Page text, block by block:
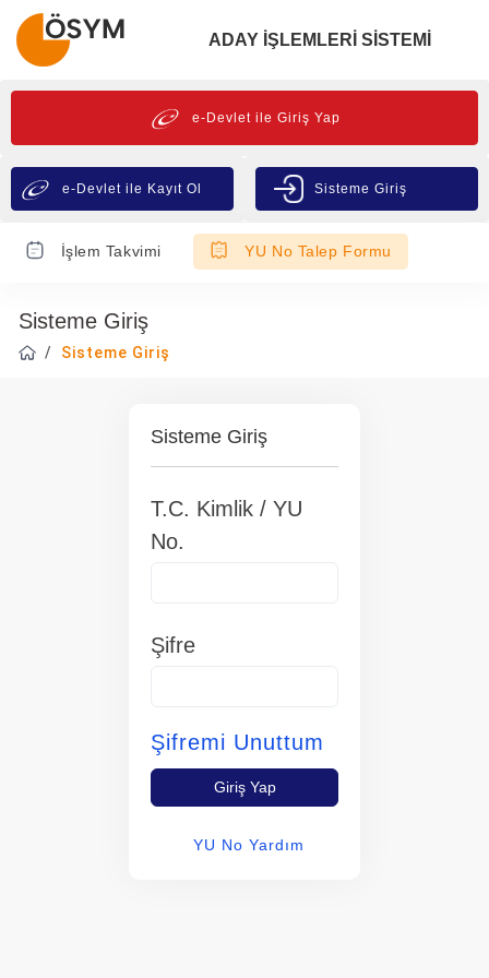
ADAY İŞLEMLERİ SİSTEMİ
e-Devlet ile Giriş Yap
e-Devlet ile Kayıt Ol Sisteme Giriş
İşlem Takvimi YU No Talep Formu
Sisteme Giriş
Sisteme Giriş
Sisteme Giriş
T.C. Kimlik / YU
No.
Şifre
Şifremi Unuttum
Giriş Yap
YU No Yardım